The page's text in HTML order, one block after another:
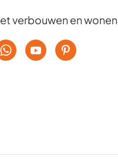
verbouwen en wonen